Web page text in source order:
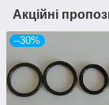
Акційні
–30%